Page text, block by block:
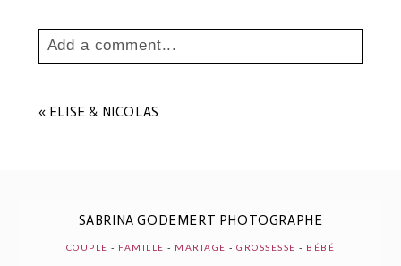
Add a comment...
Les champs marqués sont requis *
« ELISE & NICOLAS
SABRINA GODEMERT PHOTOGRAPHE
COUPLE - FAMILLE - MARIAGE -GROSSESSE - BÉBÉ